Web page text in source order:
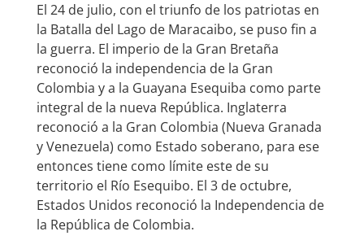
El 24 de julio, con el triunfo de los patriotas en
la Batalla del Lago de Maracaibo, se puso fin a
la guerra. El imperio de la Gran Bretaña
reconoció la independencia de la Gran
Colombia y a la Guayana Esequiba como parte
integral de la nueva República. Inglaterra
reconoció a la Gran Colombia (Nueva Granada
y Venezuela) como Estado soberano, para ese
entonces tiene como límite este de su
territorio el Río Esequibo. El 3 de octubre,
Estados Unidos reconoció la Independencia de
la República de Colombia.